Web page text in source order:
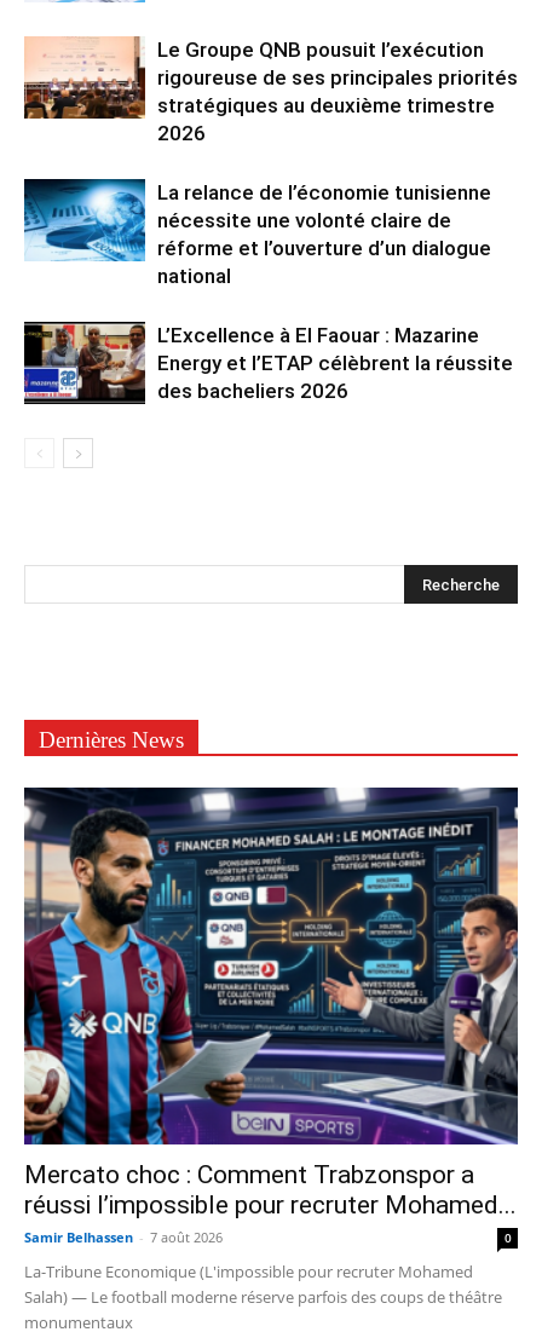
Le Groupe QNB pousuit l’exécution
rigoureuse de ses principales priorités
stratégiques au deuxième trimestre
2026
La relance de l’économie tunisienne
nécessite une volonté claire de
réforme et l’ouverture d’un dialogue
national
L’Excellence à El Faouar : Mazarine
Energy et l’ETAP célèbrent la réussite
des bacheliers 2026
Dernières News
Mercato choc : Comment Trabzonspor a
réussi l’impossible pour recruter Mohamed...
Samir Belhassen - 7 août 2026 0
La-Tribune Economique (L'impossible pour recruter Mohamed
Salah) — Le football moderne réserve parfois des coups de théâtre
monumentaux